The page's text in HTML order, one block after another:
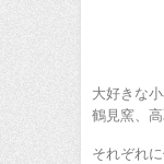
大好きな
鶴見窯、
それぞれ